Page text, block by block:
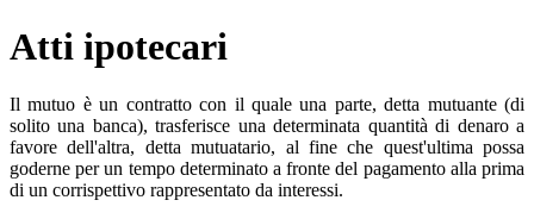
Atti ipotecari
Il mutuo è un contratto con il quale una parte, detta mutuante (di
solito una banca), trasferisce una determinata quantità di denaro a
favore dell'altra, detta mutuatario, al fine che quest'ultima possa
goderne per un tempo determinato a fronte del pagamento alla prima
di un corrispettivo rappresentato da interessi.